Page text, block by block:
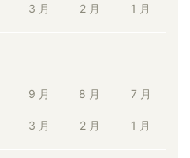
3 月 2 月 1 月
9 月 8 月 7 月
3 月 2 月 1 月